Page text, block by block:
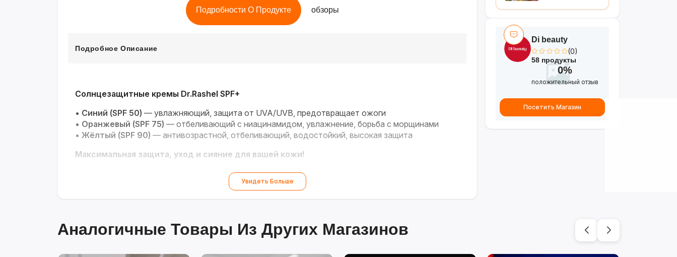
Подробности О Продукте обзоры
Подробное Описание
Солнцезащитные кремы Dr.Rashel SPF+
• Синий (SPF 50) — увлажняющий, защита от UVA/UVB, предотвращает ожоги
• Оранжевый (SPF 75) — отбеливающий с ниацинамидом, увлажнение, борьба с морщинами
• Жёлтый (SPF 90) — антивозрастной, отбеливающий, водостойкий, высокая защита
Максимальная защита, уход и сияние для вашей кожи!
Увидеть Больше
Di beauty
(0)
58 продукты
0%
положительный отзыв
Посетить Магазин
Аналогичные Товары Из Других Магазинов